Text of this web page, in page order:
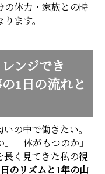
の体力・家族との時
ます。
ンジでき
1日の流れと
の中で働きたい。
「体がもつのか」
長く見てきた私の視
のリズムと1年の山